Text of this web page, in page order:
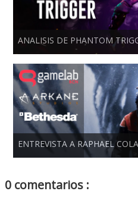
ANALISIS DE PHANTOM
ENTREVISTA A RAPHAEL
0 comentarios :